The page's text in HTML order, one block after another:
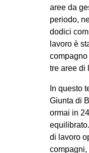
aree da
periodo,
dodici
lavoro è
tre aree di
In questo
Giunta di
ormai in
di lavoro
compagni,